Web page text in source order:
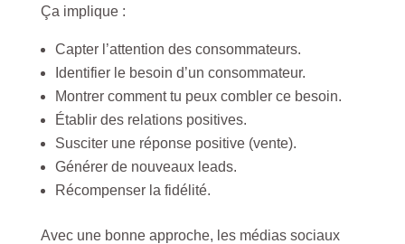
Ça implique :
Capter l’attention des consommateurs.
Identifier le besoin d’un consommateur.
Montrer comment tu peux combler ce besoin.
Établir des relations positives.
Susciter une réponse positive (vente).
Générer de nouveaux leads.
Récompenser la fidélité.
Avec une bonne approche, les médias sociaux